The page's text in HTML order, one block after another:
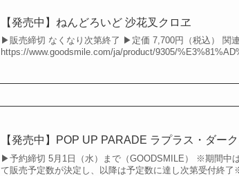
【発売中】ねんどろいど 沙花叉クロヱ
▶︎販売締切 なくなり次第終了 ▶︎定価 7,700円（税込） 関
https://www.goodsmile.com/ja/product/9305/
【発売中】POP UP PARADE ラプラス・ダー
▶︎予約締切 5月1日（水）まで（GOODSMILE） ※期間中
て販売予定数が決定し、以降は予定数に達し次第受付終